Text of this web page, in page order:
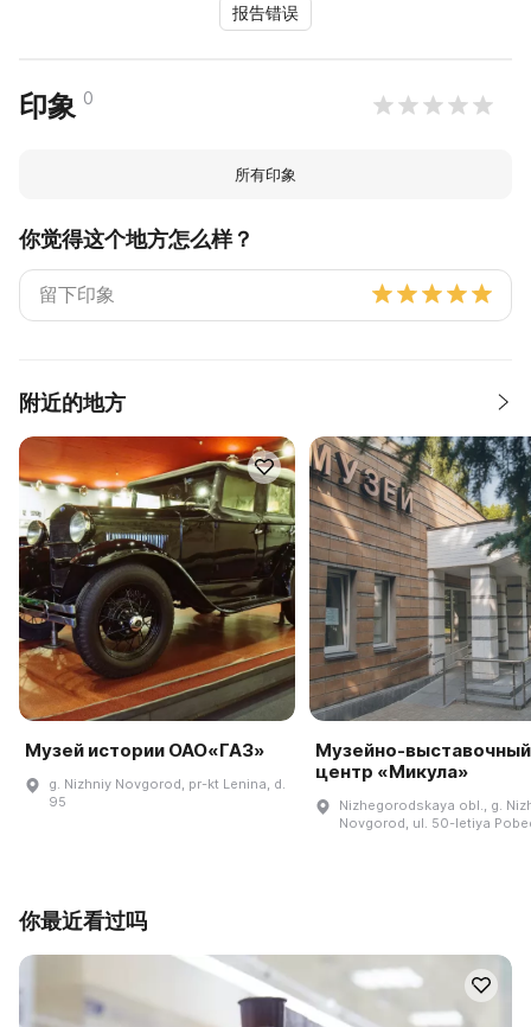
报告错误
印象 0
所有印象
你觉得这个地方怎么样？
附近的地方
Музей истории ОАО«ГАЗ»
g. Nizhniy Novgorod, pr-kt Lenina, d.
95
Музейно-выставочный
центр «Микула»
Nizhegorodskaya obl., g.
Novgorod, ul. 50-letiya
你最近看过吗